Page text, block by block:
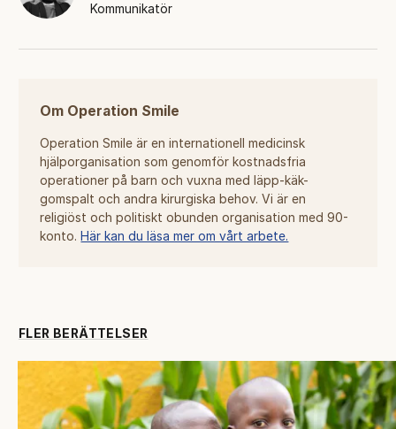
Kommunikatör
Om Operation Smile
Operation Smile är en internationell medicinsk
hjälporganisation som genomför kostnadsfria
operationer på barn och vuxna med läpp-käk-
gomspalt och andra kirurgiska behov. Vi är en
religiöst och politiskt obunden organisation med 90-
konto.Här kan du läsa mer om vårt arbete.
FLER BERÄTTELSER